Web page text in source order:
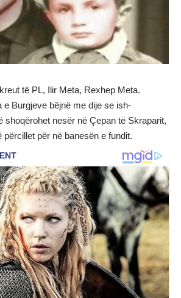
të PL, Ilir Meta, Rexhep Meta.
e Burgjeve bëjnë me dije se ish-
shoqërohet nesër në Çepan të Skraparit,
përcillet për në banesën e fundit.